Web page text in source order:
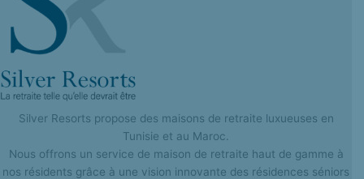
Silver Resorts propose des maisons de retraite luxueuses en
Tunisie et au Maroc.
Nous offrons un service de maison de retraite haut de gamme à
nos résidents grâce à une vision innovante des résidences séniors